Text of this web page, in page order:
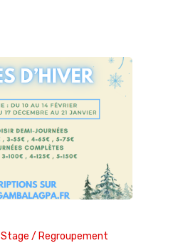
Stage / Regroupement